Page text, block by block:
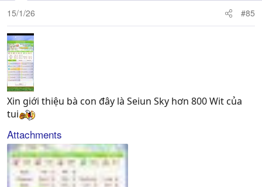
n
:
15/1/26 #85
Xin giới thiệu bà con đây là Seiun Sky hơn 800 Wit của
tui
Attachments